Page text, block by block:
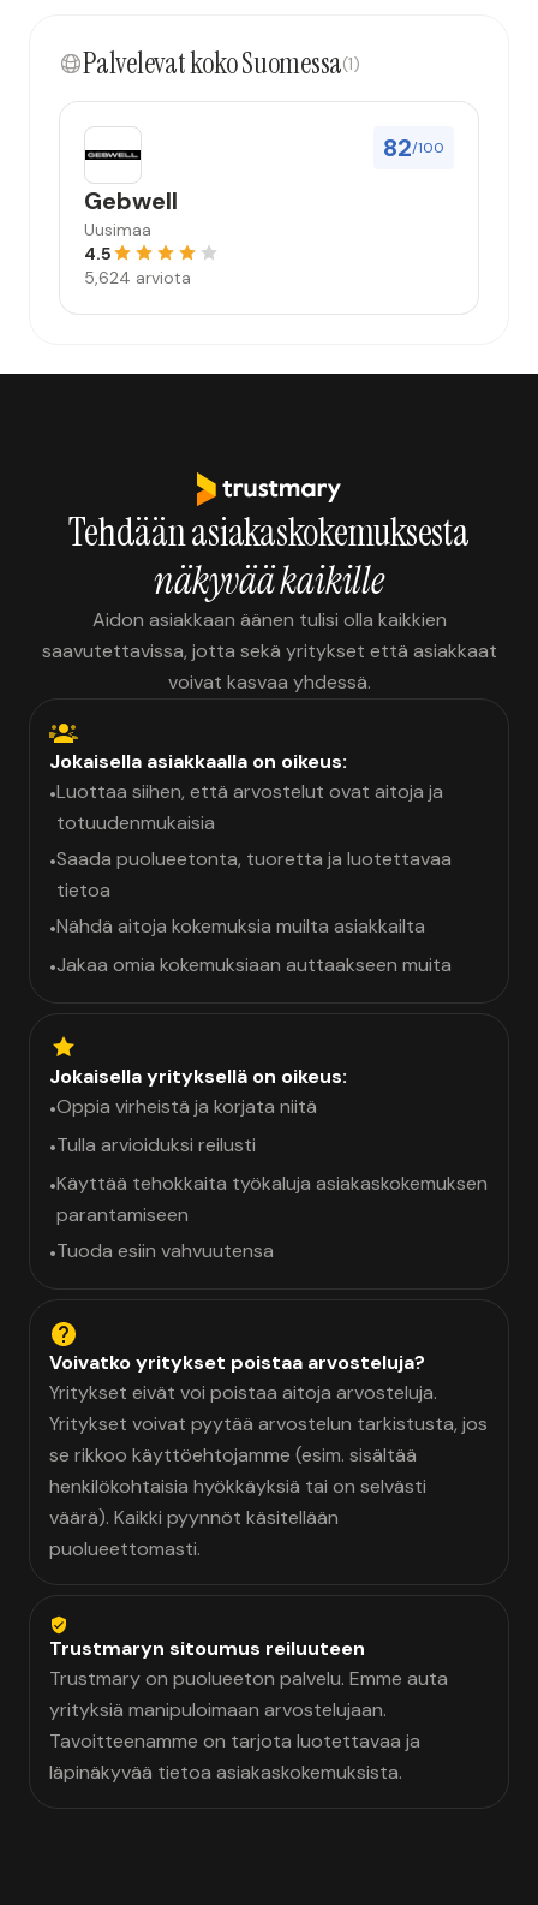
Palvelevat koko Suomessa(1)
82/100
Gebwell
Uusimaa
4.5
5,624 arviota
Tehdään asiakaskokemuksesta
näkyvää kaikille
Aidon asiakkaan äänen tulisi olla kaikkien
saavutettavissa, jotta sekä yritykset että asiakkaat
voivat kasvaa yhdessä.
Jokaisella asiakkaalla on oikeus:
•Luottaa siihen, että arvostelut ovat aitoja ja
totuudenmukaisia
•Saada puolueetonta, tuoretta ja luotettavaa
tietoa
•Nähdä aitoja kokemuksia muilta asiakkailta
•Jakaa omia kokemuksiaan auttaakseen muita
Jokaisella yrityksellä on oikeus:
•Oppia virheistä ja korjata niitä
•Tulla arvioiduksi reilusti
•Käyttää tehokkaita työkaluja asiakaskokemuksen
parantamiseen
•Tuoda esiin vahvuutensa
Voivatko yritykset poistaa arvosteluja?
Yritykset eivät voi poistaa aitoja arvosteluja.
Yritykset voivat pyytää arvostelun tarkistusta, jos
se rikkoo käyttöehtojamme (esim. sisältää
henkilökohtaisia hyökkäyksiä tai on selvästi
väärä). Kaikki pyynnöt käsitellään
puolueettomasti.
Trustmaryn sitoumus reiluuteen
Trustmary on puolueeton palvelu. Emme auta
yrityksiä manipuloimaan arvostelujaan.
Tavoitteenamme on tarjota luotettavaa ja
läpinäkyvää tietoa asiakaskokemuksista.